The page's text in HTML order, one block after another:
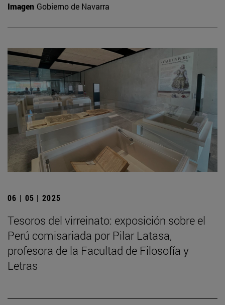
Imagen Gobierno de Navarra
06 | 05 | 2025
Tesoros del virreinato: exposición sobre el
Perú comisariada por Pilar Latasa,
profesora de la Facultad de Filosofía y
Letras